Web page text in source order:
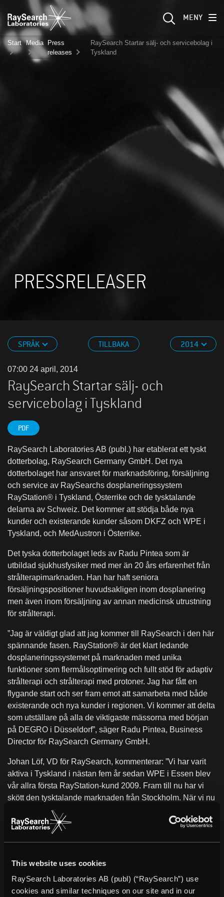
This website uses cookies
RaySearch Laboratories AB (publ) (“RaySearch”) use
cookies and similar techniques on our site and in our
MENY
Start Media
Press
releases
RaySearch Startar sälj- och servicebolag i
Tyskland
PRESSRELEASER
SPRÅK TILLBAKA 2014
07:00 24 april, 2014
RaySearch Startar sälj- och
servicebolag i Tyskland
PDF
RaySearch Laboratories AB (publ.) har etablerat ett tyskt
dotterbolag, RaySearch Germany GmbH. Det nya
dotterbolaget har ansvaret för marknadsföring, försäljning
och service av RaySearchs dosplaneringssystem
RayStation® i Tyskland, Österrike och de tysktalande
delarna av Schweiz. Det kommer att stödja både nya
kunder och existerande kunder såsom DKFZ och WPE i
Tyskland, och MedAustron i Österrike.
Det tyska dotterbolaget leds av Radu Pintea som är
utbildad sjukhusfysiker med mer än 20 års erfarenhet från
strålterapimarknaden. Han har haft seniora
försäljningspositioner huvudsakligen inom dosplanering
men även inom försäljning av annan medicinsk utrustning
för strålterapi.
”Jag är väldigt glad att jag kommer till RaySearch i den här
spännande fasen. RayStation® är det klart ledande
dosplaneringssystemet på marknaden med unika
funktioner som flermålsoptimering och fullt stöd för adaptiv
strålterapi och strålterapi med protoner. Jag har fått en
flygande start och ser fram emot att samarbeta med både
existerande och nya kunder i regionen. Vi kommer att delta
som utställare på alla de viktigaste mässorna med början
på DEGRO i Düsseldorf”, säger Radu Pintea, Business
Director för RaySearch Germany GmbH.
Johan Löf, VD för RaySearch, kommenterar: ”Vi har varit
aktiva i Tyskland i nästan fem år sedan WPE i Essen blev
vår allra första RayStation-kund 2009. Fram till nu har vi
skött den tysktalande marknaden från Stockholm. När vi nu
ser en ökande efterfrågan från Tyskland är det dags att
förstärka vår närvaro och jag är mycket glad att kunna
välkomna Radu Pintea till RaySearch. Med sin långa
Om RayStation®
RayStation® innehåller alla RaySearchs avancerade